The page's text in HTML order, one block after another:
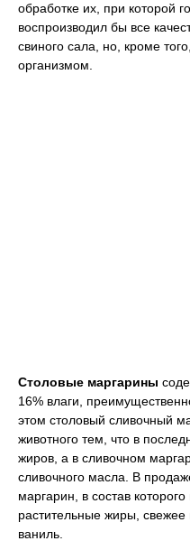
обработке их, при которой
воспроизводил бы все
свиного сала, но, кроме
организмом.
Столовые маргарины
16% влаги,
этом столовый сливочный
животного тем, что в
жиров, а в сливочном
сливочного масла. В
маргарин, в состав
растительные жиры,
ваниль.